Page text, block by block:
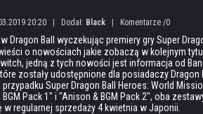
20:20 | Dodał: Black | Komentarze /0
Dragon Ball wyczekując premiery gry Super
o nowościach jakie zobaczą w kolejnym
jedną z tych nowości jest informacja od
zostały udostępnione dla posiadaczy Dragon
przypadku Super Dragon Ball Heroes: World
BGM Pack 1" i "Anison & BGM Pack 2", oba
w regularnej sprzedaży 4 kwietnia w Japonii.